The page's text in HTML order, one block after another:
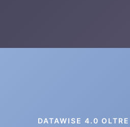
DATAWISE 4.0